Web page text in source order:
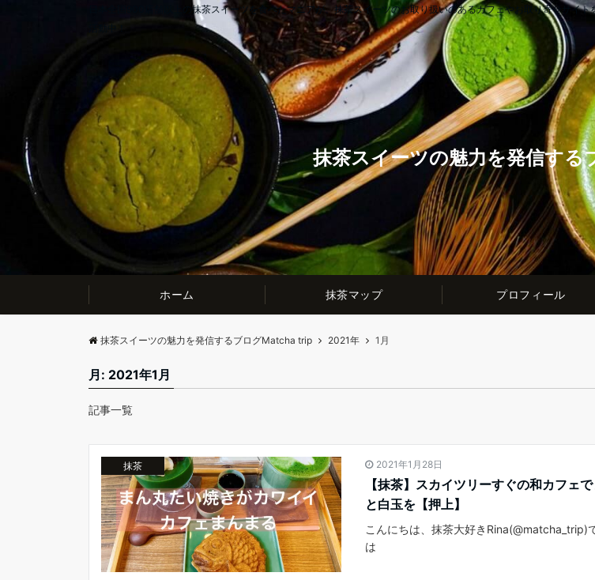
日本全国900店舗以上の抹茶スイーツを食べたマニアが、抹茶スイーツのお取り扱いのあるカフェやお取り寄せサイ
抹茶スイーツの魅力を発信す
ホーム 抹茶マップ プロフィール
抹茶スイーツの魅力を発信するブログMatcha trip 2021年 1月
月: 2021年1月
記事一覧
抹茶 2021年1月28日
【抹茶】スカイツリーすぐの和カフェ
と白玉を【押上】
こんにちは、抹茶大好き
は